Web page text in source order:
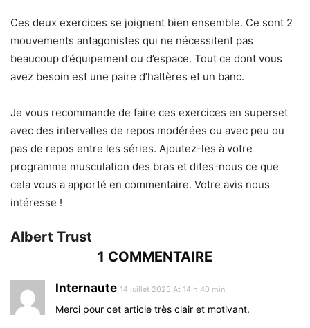
Ces deux exercices se joignent bien ensemble. Ce sont 2
mouvements antagonistes qui ne nécessitent pas
beaucoup d’équipement ou d’espace. Tout ce dont vous
avez besoin est une paire d’haltères et un banc.
Je vous recommande de faire ces exercices en superset
avec des intervalles de repos modérées ou avec peu ou
pas de repos entre les séries. Ajoutez-les à votre
programme musculation des bras et dites-nous ce que
cela vous a apporté en commentaire. Votre avis nous
intéresse !
Albert Trust
1 COMMENTAIRE
Internaute 14 juillet 2025 At 14 h 40 min
Merci pour cet article très clair et motivant.